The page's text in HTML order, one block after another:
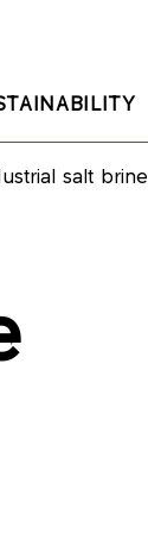
salt brine